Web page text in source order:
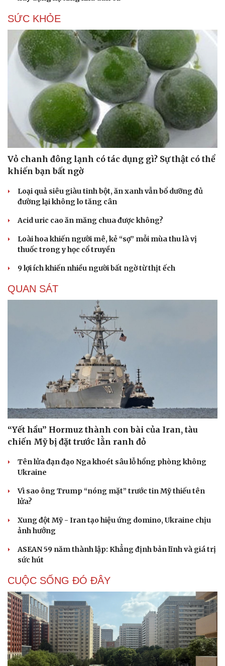
Du lịch
Tư vấn
Săn Tour
check-in
Podcast
Câu chuyện thời sự
Đọc truyện đêm khuya
Cửa sổ tình yêu
Kể chuyện cho bé
Hạt giống tâm hồn
SỨC KHỎE
Vỏ chanh đông lạnh có tác dụng gì? Sự thật có thể
khiến bạn bất ngờ
Loại quả siêu giàu tinh bột, ăn xanh vẫn bổ dưỡng đủ
đường lại không lo tăng cân
Acid uric cao ăn măng chua được không?
Loài hoa khiến người mê, kẻ “sợ” mỗi mùa thu là vị
thuốc trong y học cổ truyền
9 lợi ích khiến nhiều người bất ngờ từ thịt ếch
QUAN SÁT
“Yết hầu” Hormuz thành con bài của Iran, tàu
chiến Mỹ bị đặt trước lằn ranh đỏ
Tên lửa đạn đạo Nga khoét sâu lỗ hổng phòng không
Ukraine
Vì sao ông Trump “nóng mặt” trước tin Mỹ thiếu tên
lửa?
Xung đột Mỹ - Iran tạo hiệu ứng domino, Ukraine chịu
ảnh hưởng
ASEAN 59 năm thành lập: Khẳng định bản lĩnh và giá trị
sức hút
CUỘC SỐNG ĐÓ ĐÂY